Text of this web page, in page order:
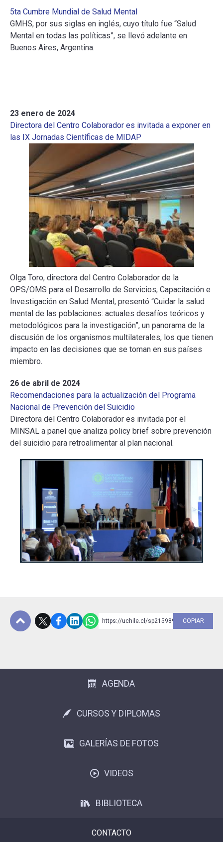
5ta Cumbre Mundial de Salud Mental
GMHS, por sus siglas en inglés, cuyo título fue “Salud
Mental en todas las políticas”, se llevó adelante en
Buenos Aires, Argentina.
23 enero de 2024
Directora del Centro Colaborador es invitada a exponer en
las IX Jornadas Científicas de MIDAP
Olga Toro, directora del Centro Colaborador de la
OPS/OMS para el Desarrollo de Servicios, Capacitación e
Investigación en Salud Mental, presentó “Cuidar la salud
mental de las poblaciones: actuales desafíos teóricos y
metodológicos para la investigación”, un panorama de la
discusión de los organismos multilaterales, los que tienen
impacto en las decisiones que se toman en sus países
miembro.
26 de abril de 2024
Recomendaciones para la actualización del Programa
Nacional de Prevención del Suicidio
Directora del Centro Colaborador es invitada por el
MINSAL a panel que analiza policy brief sobre prevención
del suicidio para retroalimentar al plan nacional.
https://uchile.cl/sp215989 COPIAR
AGENDA
CURSOS Y DIPLOMAS
GALERÍAS DE FOTOS
VIDEOS
BIBLIOTECA
CONTACTO